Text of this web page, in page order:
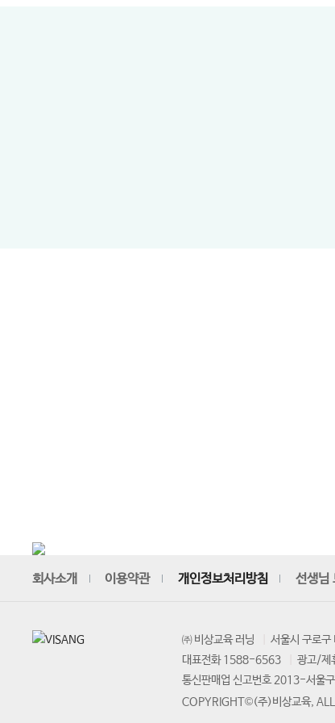
회사소개 이용약관 개인정보처리방침 선생님
㈜ 비상교육 러닝 서울시 구로
대표전화 1588-6563
광고/제
통신판매업 신고번호 2013-서울
COPYRIGHT©(주)비상교육,